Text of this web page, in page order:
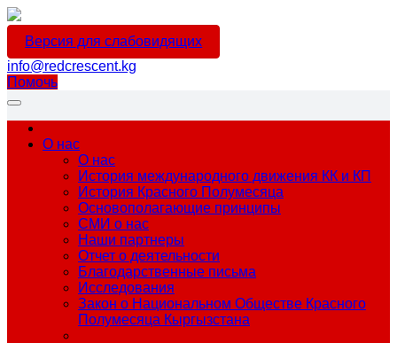
Версия для слабовидящих
info@redcrescent.kg
Помочь
О нас
О нас
История международного движения КК и КП
История Красного Полумесяца
Основополагающие принципы
СМИ о нас
Наши партнеры
Отчет о деятельности
Благодарственные письма
Исследования
Закон о Национальном Обществе Красного
Полумесяца Кыргызстана